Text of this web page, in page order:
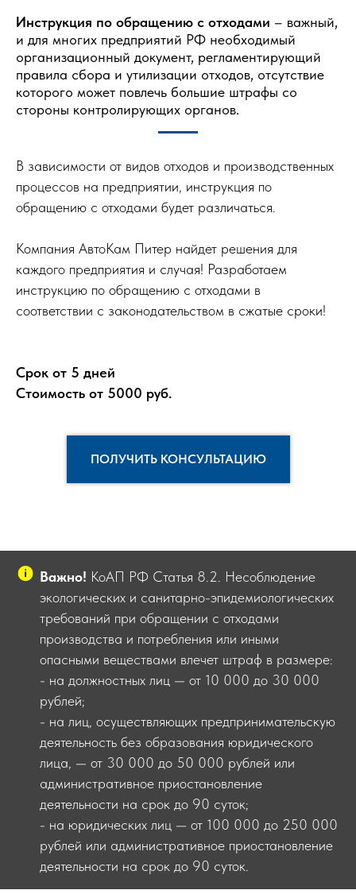
Инструкция по обращению с отходами – важный,
и для многих предприятий РФ необходимый
организационный документ, регламентирующий
правила сбора и утилизации отходов, отсутствие
которого может повлечь большие штрафы со
стороны контролирующих органов.
В зависимости от видов отходов и производственных
процессов на предприятии, инструкция по
обращению с отходами будет различаться.
Компания АвтоКам Питер найдет решения для
каждого предприятия и случая! Разработаем
инструкцию по обращению с отходами в
соответствии с законодательством в сжатые сроки!
Срок от 5 дней
Стоимость от 5000 руб.
ПОЛУЧИТЬ КОНСУЛЬТАЦИЮ
Важно! КоАП РФ Статья 8.2. Несоблюдение
экологических и санитарно-эпидемиологических
требований при обращении с отходами
производства и потребления или иными
опасными веществами влечет штраф в размере:
- на должностных лиц — от 10 000 до 30 000
рублей;
- на лиц, осуществляющих предпринимательскую
деятельность без образования юридического
лица, — от 30 000 до 50 000 рублей или
административное приостановление
деятельности на срок до 90 суток;
- на юридических лиц — от 100 000 до 250 000
рублей или административное приостановление
деятельности на срок до 90 суток.